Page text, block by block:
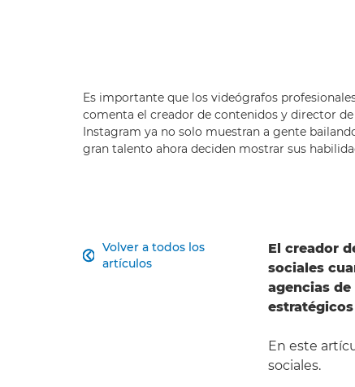
Es importante que los videógrafos
comenta el creador de contenidos y director
Instagram ya no solo muestran a gente
gran talento ahora deciden mostrar sus
Volver a todos los
artículos

El creador
sociales
agencias
En este
sociales.